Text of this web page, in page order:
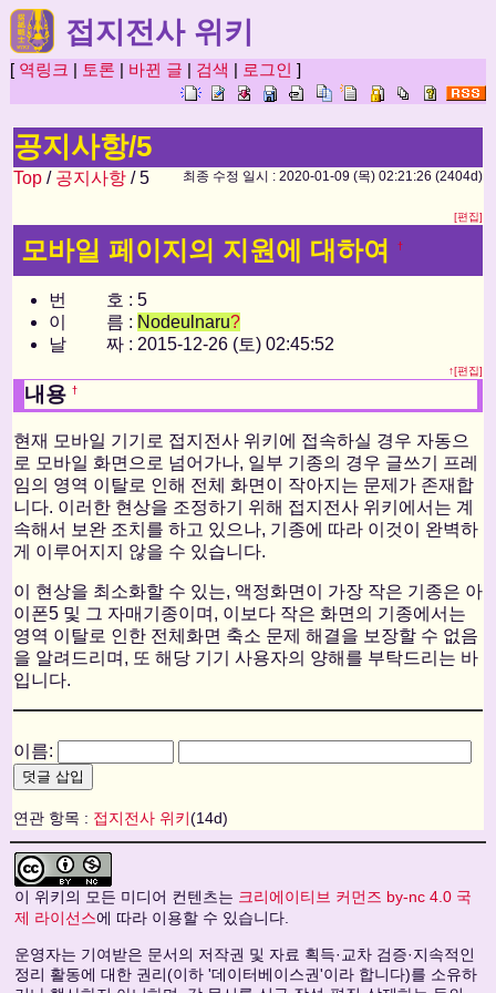
접지전사 위키
[ 역링크 | 토론 | 바뀐 글 | 검색 | 로그인 ]
공지사항/5
Top/ 공지사항/ 5 최종 수정 일시 : 2020-01-09 (목) 02:21:26 (2404d)
[편집]
모바일 페이지의 지원에 대하여†
번 호 : 5
이 름 : Nodeulnaru?
날 짜 : 2015-12-26 (토) 02:45:52
↑[편집]
내용 †
현재 모바일 기기로 접지전사 위키에 접속하실 경우 자동으
로 모바일 화면으로 넘어가나, 일부 기종의 경우 글쓰기 프레
임의 영역 이탈로 인해 전체 화면이 작아지는 문제가 존재합
니다. 이러한 현상을 조정하기 위해 접지전사 위키에서는 계
속해서 보완 조치를 하고 있으나, 기종에 따라 이것이 완벽하
게 이루어지지 않을 수 있습니다.
이 현상을 최소화할 수 있는, 액정화면이 가장 작은 기종은 아
이폰5 및 그 자매기종이며, 이보다 작은 화면의 기종에서는
영역 이탈로 인한 전체화면 축소 문제 해결을 보장할 수 없음
을 알려드리며, 또 해당 기기 사용자의 양해를 부탁드리는 바
입니다.
이름:
연관 항목 : 접지전사 위키(14d)
이 위키의 모든 미디어 컨텐츠는 크리에이티브 커먼즈 by-nc 4.0 국
제 라이선스에 따라 이용할 수 있습니다.
운영자는 기여받은 문서의 저작권 및 자료 획득·교차 검증·지속적인
정리 활동에 대한 권리(이하 '데이터베이스권'이라 합니다)를 소유하